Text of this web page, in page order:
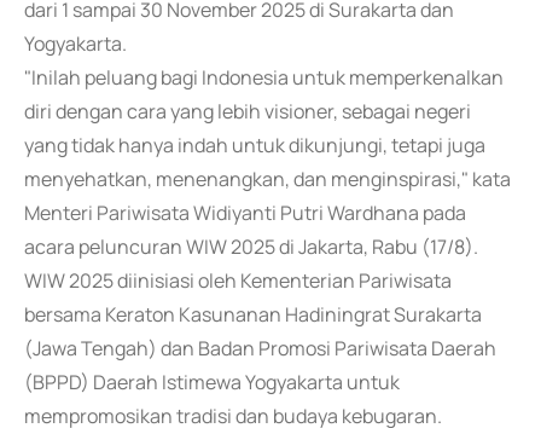
dari 1 sampai 30 November 2025 di Surakarta dan
Yogyakarta.
"Inilah peluang bagi Indonesia untuk memperkenalkan
diri dengan cara yang lebih visioner, sebagai negeri
yang tidak hanya indah untuk dikunjungi, tetapi juga
menyehatkan, menenangkan, dan menginspirasi," kata
Menteri Pariwisata Widiyanti Putri Wardhana pada
acara peluncuran WIW 2025 di Jakarta, Rabu (17/8).
WIW 2025 diinisiasi oleh Kementerian Pariwisata
bersama Keraton Kasunanan Hadiningrat Surakarta
(Jawa Tengah) dan Badan Promosi Pariwisata Daerah
(BPPD) Daerah Istimewa Yogyakarta untuk
mempromosikan tradisi dan budaya kebugaran.